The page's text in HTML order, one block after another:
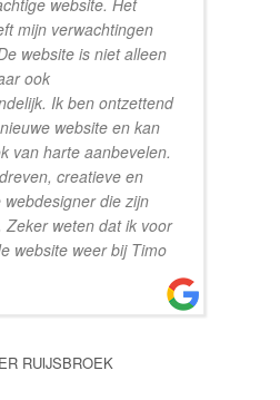
mijn verwachtingen
website is niet alleen
ook
Ik ben ontzettend
website en kan
van harte aanbevelen.
creatieve en
die zijn
Zeker weten dat ik voor
website weer bij Timo
RUIJSBROEK